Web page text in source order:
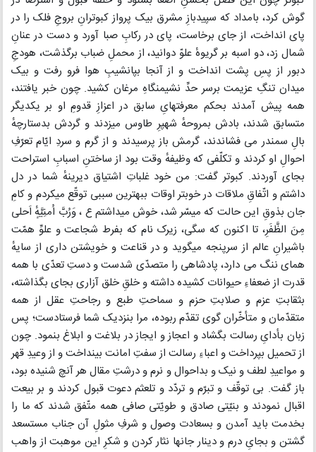
گوش کرد، بامداد که سپیدبازِ مشرق بیک پرواز کبوترانِ بروجِ فلک را در
پای انداخت، از جای برخاست، پای در رکابِ صبا آورد و دست در عنانِ
شمال زد، دو اسبه بر گریوهٔ علوّ دوانید، از محملِ ضباب برگذشت، هودجِ
دبور از پسِ پشت انداخت و از آنجا بپانشیبِ هوا فرو رفت و بیک
میدان تنگِ عزیمت برسر حدِّ نشیمنگاهِ مرغان کشید. چون خبر یافتند،
همه پیش آمدند بحکم معرفتهایِ سابق در اعزازِ قدومِ او بر یکدیگر
متسابق شدند، بادش بمروحهٔ شهپرِ طاوس میزدند و گردش بدستارچهٔ
بالِ سمندر می فشاندند، گرمش باز پرسیدند و از گرم و سردِ ایّام تعرّفِ
احوالِ او کردند و تکلّفی که وظیفهٔ وقت بود از ساختنِ اسبابِ استراحت
بجای آوردند. کبوتر گفت: من خود غلباتِ اشتیاق دیرینهٔ شما در دل
داشتم و اتّفاقِ ملاقات در خوبتر اوقات ببهترین سببی توقّع میکردم و کامِ
جان بذوقِ این حالت که میسّر شد، خوش میداشتم ع ، وَرُبَّ اُمنِیَّهٍٔ اَحلی
مِنَ الظَّفَرِ، تا اکنون که سگی، زیرک نام که بفرط شجاعت و علوِّ همّت
باشیرانِ عالم از سرپنجه میگوید و در قناعت و خویشتن داری از سایهٔ
همای ننگ می دارد، پادشاهی را متصدّی شدست و دستِ تعدّی با همه
قدرت از ضعفاءِ حیوانات کشیده داشته و خلقِ خلق آزاری بجای بگذاشته،
بثقابتِ عزم و صلابتِ حزم و سماحتِ طبع و رجاحتِ عقل از همه
متقدّمان و متأخّران گوی تقدّم ربوده، مرا بنزدیک شما فرستادست؛ پس
زبان بأدایِ رسالت بگشاد و اعجاز و ایجاز در بلاغت و ابلاغ بنمود. چون
از تحمیل بپرداخت و اعباءِ رسالت از سفتِ امانت بینداخت و از وعیدِ قهر
و مواعیدِ لطف و نیک و بداحوال و نرم و درشتِ مقال هر آنچ شنیده بود،
باز گفت. بی توقّف و تبرّم و تردّد و تلعثم دعوت قبول کردند و بر بیعت
اقبال نمودند و بنیّتی صادق و طویّتی صافی همه متّفق شدند که ما را
بخدمت باید آمدن و بسعادت وصول و شرفِ مثولِ آن جناب مستسعد
گشتن و بجایِ درم و دینار جانها نثار کردن و شکرِ این موهبت از واهب